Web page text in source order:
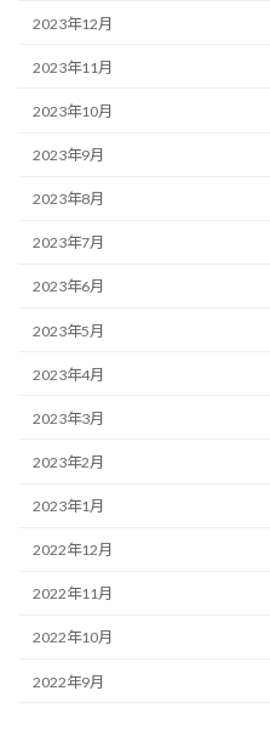
2023年12月
2023年11月
2023年10月
2023年9月
2023年8月
2023年7月
2023年6月
2023年5月
2023年4月
2023年3月
2023年2月
2023年1月
2022年12月
2022年11月
2022年10月
2022年9月